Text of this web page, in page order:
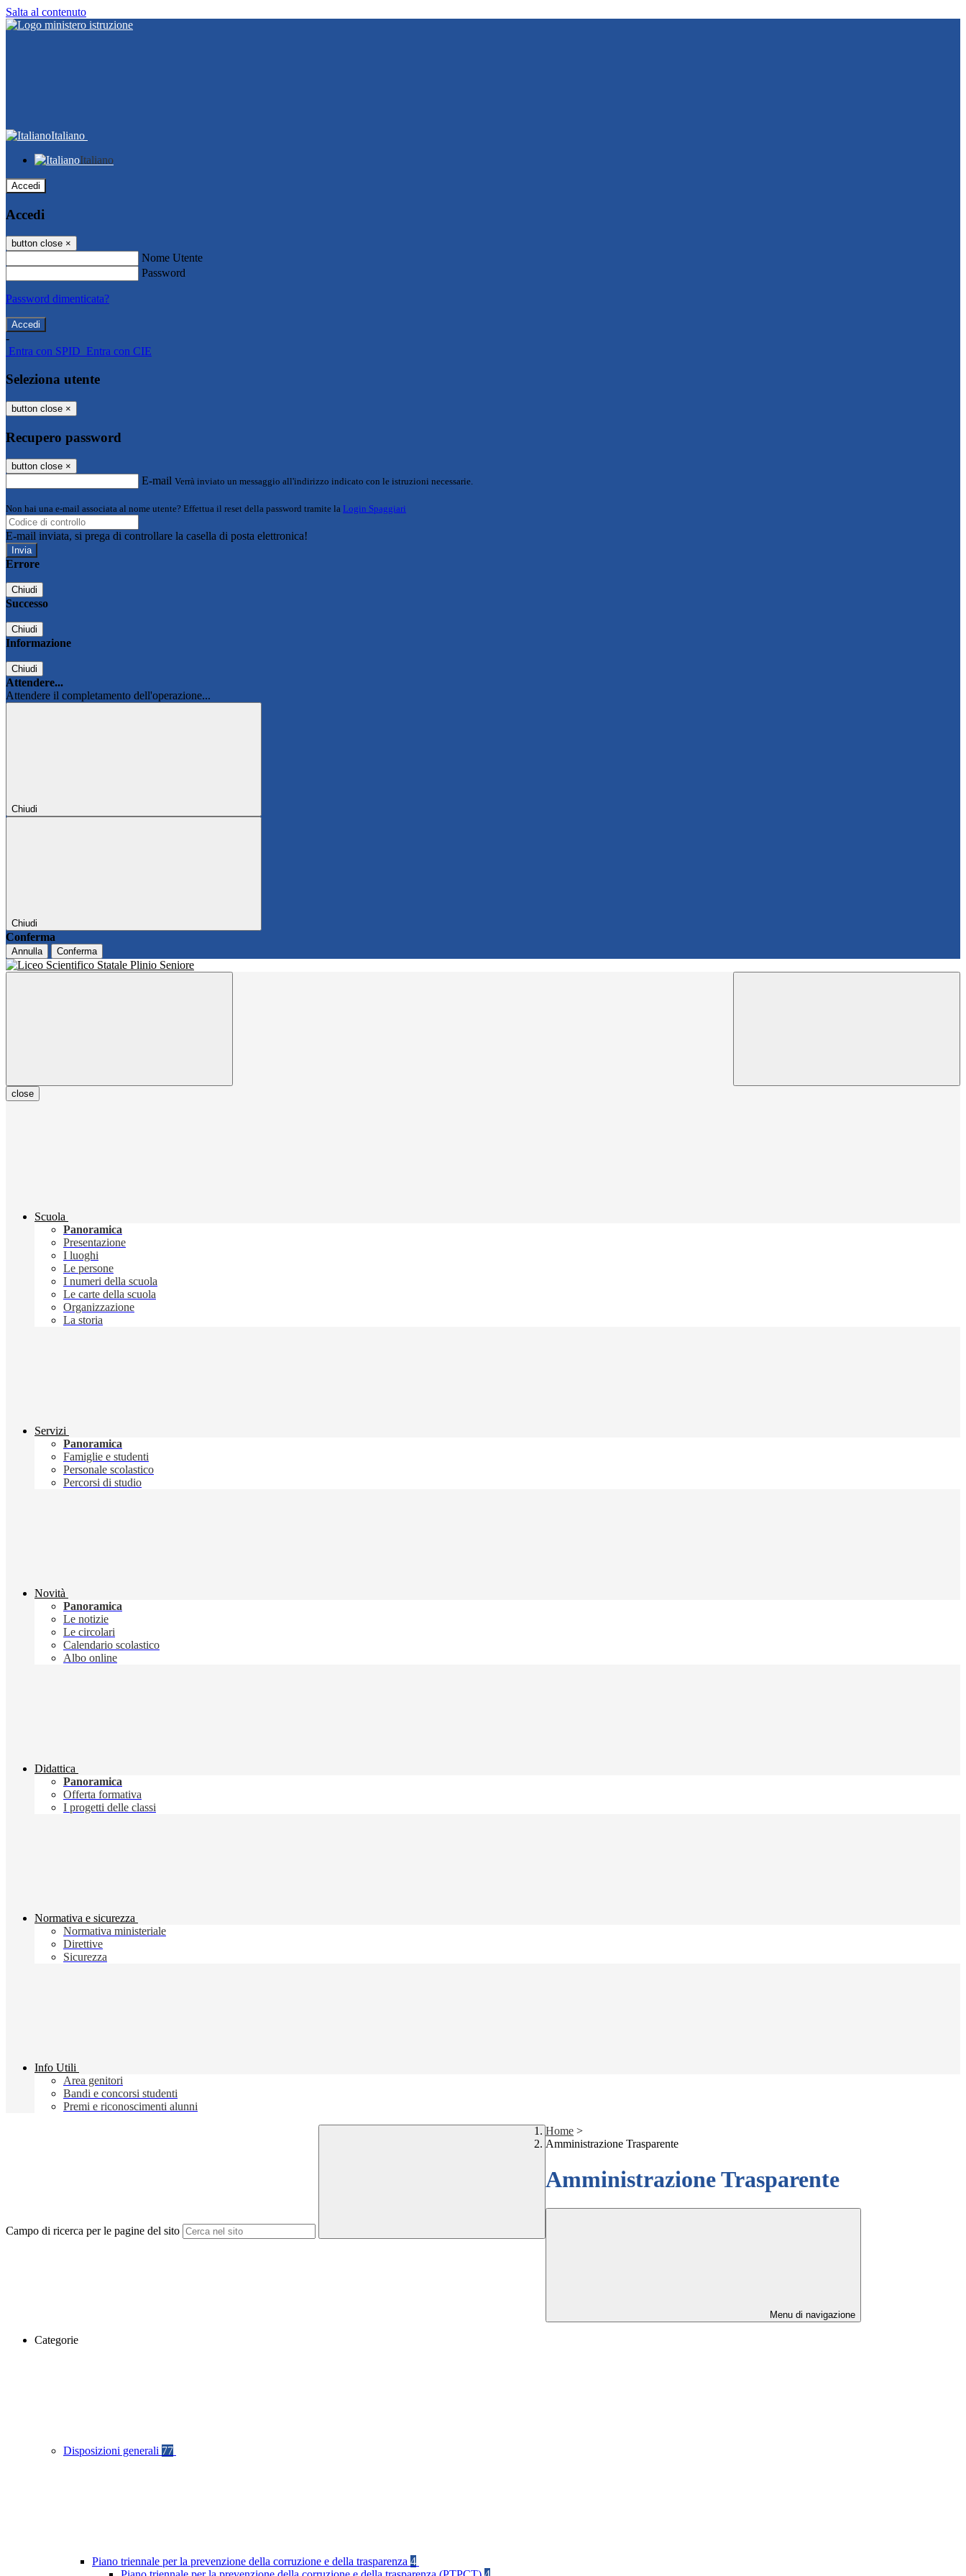
Salta al contenuto
Italiano
Italiano
Accedi
Accedi
button close ×
Nome Utente
Password
Password dimenticata?
-
Entra con SPID Entra con CIE
Seleziona utente
button close ×
Recupero password
button close ×
E-mail Verrà inviato un messaggio all'indirizzo indicato con le istruzioni necessarie.
Non hai una e-mail associata al nome utente? Effettua il reset della password tramite la Login Spaggiari
E-mail inviata, si prega di controllare la casella di posta elettronica!
Errore
Chiudi
Successo
Chiudi
Informazione
Chiudi
Attendere...
Attendere il completamento dell'operazione...
Chiudi
Chiudi
Conferma
Annulla Conferma
close
Scuola
Panoramica
Presentazione
I luoghi
Le persone
I numeri della scuola
Le carte della scuola
Organizzazione
La storia
Servizi
Panoramica
Famiglie e studenti
Personale scolastico
Percorsi di studio
Novità
Panoramica
Le notizie
Le circolari
Calendario scolastico
Albo online
Didattica
Panoramica
Offerta formativa
I progetti delle classi
Normativa e sicurezza
Normativa ministeriale
Direttive
Sicurezza
Info Utili
Area genitori
Bandi e concorsi studenti
Premi e riconoscimenti alunni
Campo di ricerca per le pagine del sito
Home >
Amministrazione Trasparente
Amministrazione Trasparente
Menu di navigazione
Categorie
Disposizioni generali 77
Piano triennale per la prevenzione della corruzione e della trasparenza 4